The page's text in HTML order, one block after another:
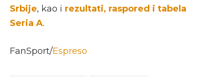
Srbije, kao i rezultati, raspored i tabela
Seria A.
FanSport/Espreso